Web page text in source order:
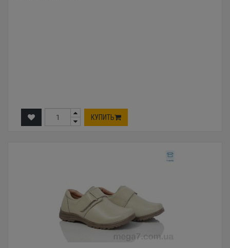
КУПИТЬ